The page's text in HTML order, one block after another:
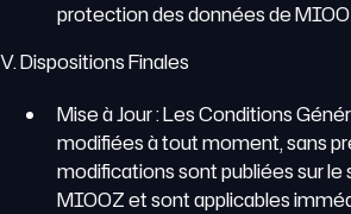
protection des données de
V. Dispositions Finales
Mise à Jour : Les Conditions
modifiées à tout moment, sans
modifications sont publiées sur
MIOOZ et sont applicables